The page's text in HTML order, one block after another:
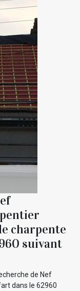
charpente
suivant
de Nef
dans le 62960